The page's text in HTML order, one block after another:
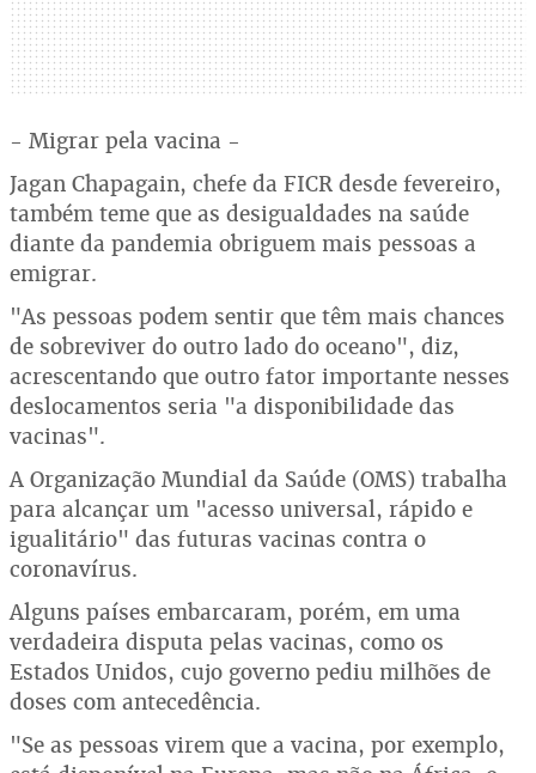
- Migrar pela vacina -
Jagan Chapagain, chefe da FICR desde fevereiro,
também teme que as desigualdades na saúde
diante da pandemia obriguem mais pessoas a
emigrar.
"As pessoas podem sentir que têm mais chances
de sobreviver do outro lado do oceano", diz,
acrescentando que outro fator importante nesses
deslocamentos seria "a disponibilidade das
vacinas".
A Organização Mundial da Saúde (OMS) trabalha
para alcançar um "acesso universal, rápido e
igualitário" das futuras vacinas contra o
coronavírus.
Alguns países embarcaram, porém, em uma
verdadeira disputa pelas vacinas, como os
Estados Unidos, cujo governo pediu milhões de
doses com antecedência.
"Se as pessoas virem que a vacina, por exemplo,